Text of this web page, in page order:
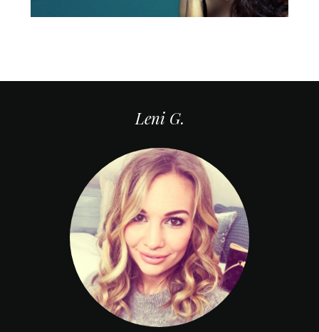
Leni G.